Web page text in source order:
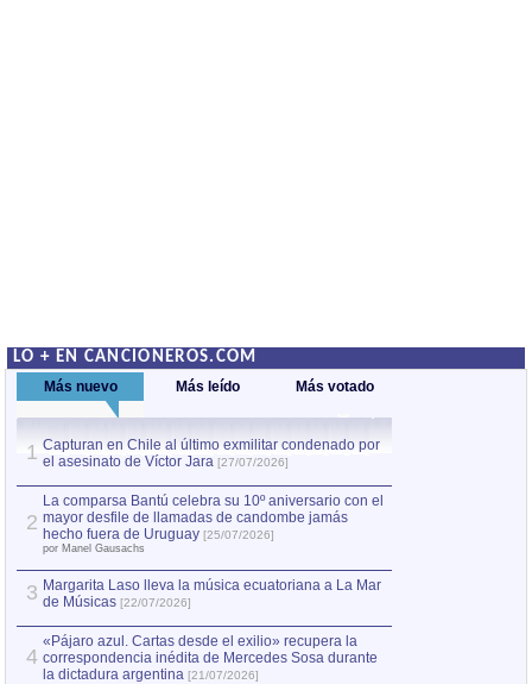
LO + EN CANCIONEROS.COM
Más nuevo Más leído Más votado
1 Capturan en Chile al último exmilitar condenado por
el asesinato de Víctor Jara [27/07/2026]
2
La comparsa Bantú celebra su 10º aniversario con el
mayor desfile de llamadas de candombe jamás
hecho fuera de Uruguay [25/07/2026]
por Manel Gausachs
3 Margarita Laso lleva la música ecuatoriana a La Mar
de Músicas [22/07/2026]
4
«Pájaro azul. Cartas desde el exilio» recupera la
correspondencia inédita de Mercedes Sosa durante
la dictadura argentina [21/07/2026]